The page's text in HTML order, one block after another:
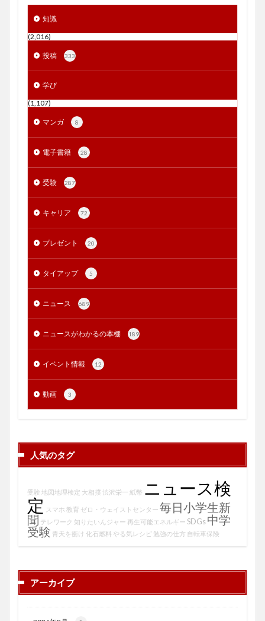
知識
(2,016)
投稿 333
学び
(1,107)
マンガ 8
電子書籍 28
受験 287
キャリア 72
プレゼント 20
タイアップ 5
ニュース 689
ニュースがわかるの本棚 189
イベント情報 12
動画 3
人気のタグ
受験 地図地理検定 大相撲 渋沢栄一 紙幣 ニュース検
定 スマホ 教育 ゼロ・ウェイストセンター 毎日小学生新
聞 テレワーク 知りたいんジャー 再生可能エネルギー SDGs 中学
受験 青天を衝け 化石燃料 やる気レシピ 勉強の仕方 自転車保険
アーカイブ